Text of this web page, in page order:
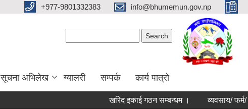
+977-9801332383 info@bhumemun.gov.np
सूचना अभिलेख ग्यालरी सम्पर्क कार्य पात्रो
खरिद इकाई गठन सम्बन्धम । व्यवसाय/ फर्म/